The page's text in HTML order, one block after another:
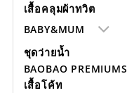
เสื้อคลุมผ้าทวิต
BABY&MUM
ชุดว่ายน้ำ
BAOBAO PREMIUMS
เสื้อโค้ท